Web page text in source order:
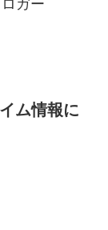
ガー
ム情報に